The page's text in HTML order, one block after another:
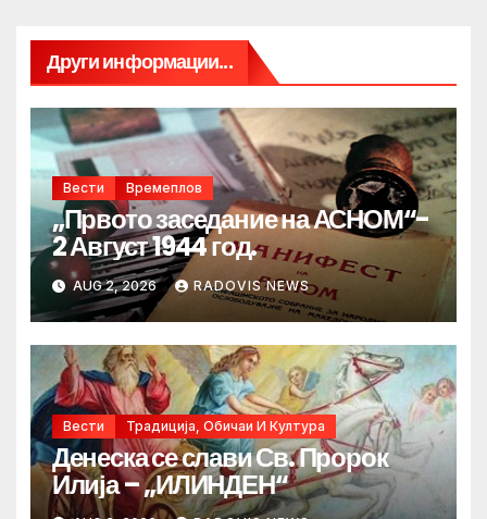
Други информации...
Вести Времеплов
„Првото заседание на АСНОМ“-
2 Август 1944 год.
AUG 2, 2026 RADOVIS NEWS
Вести Традиција, Обичаи И Култура
Денеска се слави Св. Пророк
Илија – „ИЛИНДЕН“